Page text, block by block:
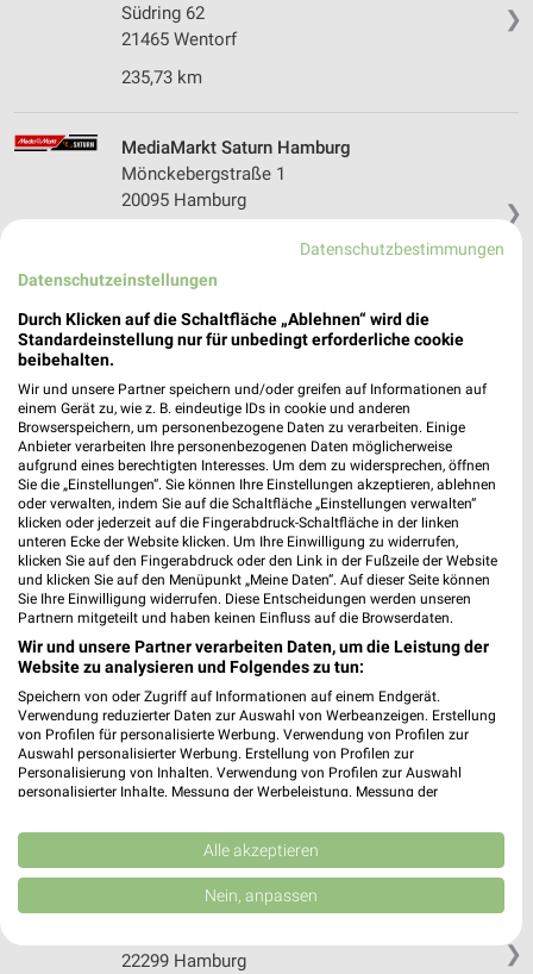
❯
Südring 62
21465 Wentorf
235,73 km
❯
MediaMarkt Saturn Hamburg
Mönckebergstraße 1
20095 Hamburg
Heute 10:00 - 20:00 Uhr |
Geöffnet
254,57 km • Angebote: 1 Prospekt
MediaMarkt Saturn Hamburg
22395 Hamburg
Heute 10:00 - 19:00 Uhr | Geöffnet
254,60 km • Angebote: 1 Prospekt
Weststar GmbH Ahrensburg
Bogenstr. 47
22926 Ahrensburg
247,43 km
Kamera Express Hamburg
Domstraße 14
20095 Hamburg
Heute 10:00 - 19:00 Uhr | Geöffnet
254,80 km
❯
media@home Sterling Hamburg
22299 Hamburg
Datenschutzbestimmungen
Datenschutzeinstellungen
Durch Klicken auf die Schaltfläche „Ablehnen“ wird die
Standardeinstellung nur für unbedingt erforderliche cookie
beibehalten.
Wir und unsere Partner speichern und/oder greifen auf Informationen auf
einem Gerät zu, wie z. B. eindeutige IDs in cookie und anderen
Browserspeichern, um personenbezogene Daten zu verarbeiten. Einige
Anbieter verarbeiten Ihre personenbezogenen Daten möglicherweise
aufgrund eines berechtigten Interesses. Um dem zu widersprechen, öffnen
Sie die „Einstellungen“. Sie können Ihre Einstellungen akzeptieren, ablehnen
oder verwalten, indem Sie auf die Schaltfläche „Einstellungen verwalten“
klicken oder jederzeit auf die Fingerabdruck-Schaltfläche in der linken
unteren Ecke der Website klicken. Um Ihre Einwilligung zu widerrufen,
klicken Sie auf den Fingerabdruck oder den Link in der Fußzeile der Website
und klicken Sie auf den Menüpunkt „Meine Daten“. Auf dieser Seite können
Sie Ihre Einwilligung widerrufen. Diese Entscheidungen werden unseren
Partnern mitgeteilt und haben keinen Einfluss auf die Browserdaten.
Wir und unsere Partner verarbeiten Daten, um die Leistung der
Website zu analysieren und Folgendes zu tun:
Speichern von oder Zugriff auf Informationen auf einem Endgerät.
Verwendung reduzierter Daten zur Auswahl von Werbeanzeigen. Erstellung
von Profilen für personalisierte Werbung. Verwendung von Profilen zur
Auswahl personalisierter Werbung. Erstellung von Profilen zur
Personalisierung von Inhalten. Verwendung von Profilen zur Auswahl
personalisierter Inhalte. Messung der Werbeleistung. Messung der
Kombinationen von Daten aus verschiedenen Quellen. Entwicklung und
Verbesserung der Angebote. Verwendung reduzierter Daten zur Auswahl
von Inhalten.
Daten können außerhalb der Europäischen Union weitergegeben und in die
USA gesendet werden.
Website/App.
Alle akzeptieren
Nein, anpassen